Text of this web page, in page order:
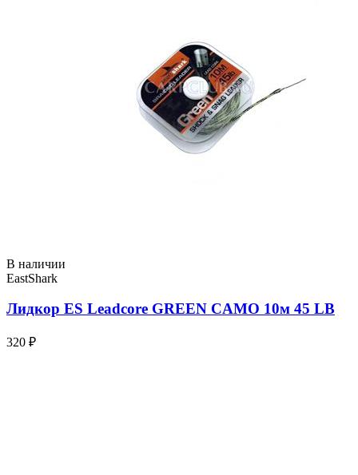
В наличии
EastShark
Лидкор ES Leadcore GREEN CAMO 10м 45 LB
320 ₽